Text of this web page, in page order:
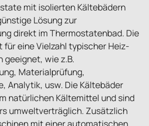
mit isolierten Kältebädern
Lösung zur
direkt im Thermostatenbad. Die
für eine Vielzahl typischer Heiz-
geeignet, wie z.B.
Materialprüfung,
Analytik, usw. Die Kältebäder
natürlichen Kältemittel und sind
umweltverträglich. Zusätzlich
mit einer automatischen